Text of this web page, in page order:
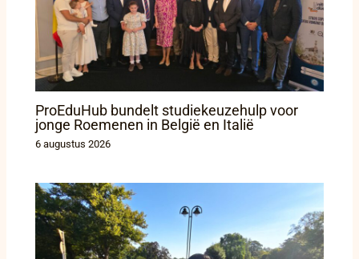
ProEduHub bundelt studiekeuzehulp voor
jonge Roemenen in België en Italië
6 augustus 2026